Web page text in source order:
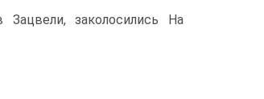
заколосились На